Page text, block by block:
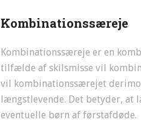
Kombinationssæreje
Kombinationssæreje er en
tilfælde af skilsmisse vil
vil kombinationssærejet
længstlevende. Det betyder,
eventuelle børn af førstafdøde.